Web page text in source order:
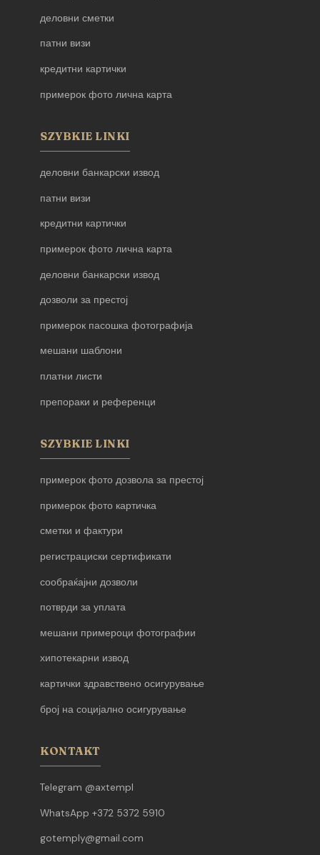
деловни сметки
патни визи
кредитни картички
примерок фото лична карта
SZYBKIE LINKI
деловни банкарски извод
патни визи
кредитни картички
примерок фото лична карта
деловни банкарски извод
дозволи за престој
примерок пасошка фотографија
мешани шаблони
платни листи
препораки и референци
SZYBKIE LINKI
примерок фото дозвола за престој
примерок фото картичка
сметки и фактури
регистрациски сертификати
сообраќајни дозволи
потврди за уплата
мешани примероци фотографии
хипотекарни извод
картички здравствено осигурување
број на социјално осигурување
KONTAKT
Telegram @axtempl
WhatsApp +372 5372 5910
gotemply@gmail.com